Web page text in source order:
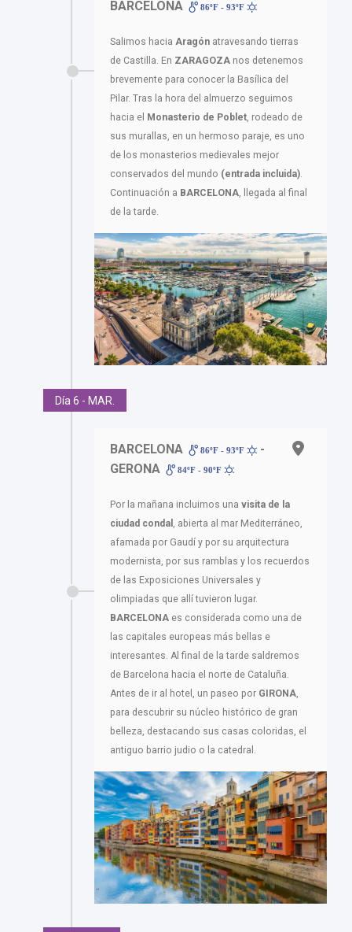
BARCELONA 86ºF - 93ºF
Salimos hacia Aragón atravesando tierras
de Castilla. En ZARAGOZA nos detenemos
brevemente para conocer la Basílica del
Pilar. Tras la hora del almuerzo seguimos
hacia el Monasterio de Poblet , rodeado de
sus murallas, en un hermoso paraje, es uno
de los monasterios medievales mejor
conservados del mundo (entrada incluida)
Continuación a BARCELONA , llegada al final
de la tarde.
Día 6 - MAR.
BARCELONA 86ºF - 93ºF
-
GERONA
84ºF - 90ºF
Por la mañana incluimos una visita de la
ciudad condal , abierta al mar Mediterráneo,
afamada por Gaudí y por su arquitectura
modernista, por sus ramblas y los recuerdos
de las Exposiciones Universales y
olimpiadas que allí tuvieron lugar.
BARCELONA es considerada como una de
las capitales europeas más bellas e
interesantes. Al final de la tarde saldremos
de Barcelona hacia el norte de Cataluña.
Antes de ir al hotel, un paseo por GIRONA,
para descubrir su núcleo histórico de gran
belleza, destacando sus casas coloridas, el
antiguo barrio judio o la catedral.